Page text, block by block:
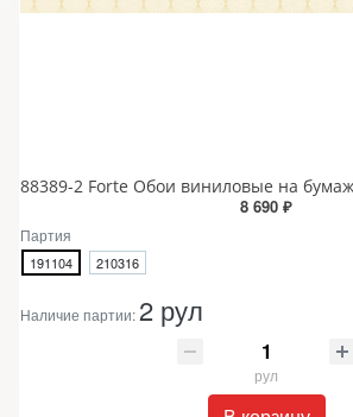
8 690 ₽
Партия
191104 210316
Наличие партии: 2 рул
рул